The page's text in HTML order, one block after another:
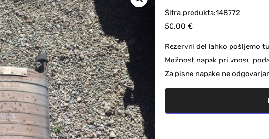
Šifra produkta:148772
50,00 €
Rezervni del lahko pošljemo
Možnost napak pri vnosu
Za pisne napake ne